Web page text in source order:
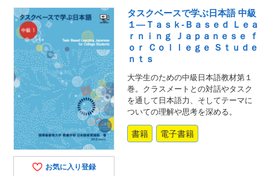
お気に入り登録
タスクベースで学ぶ日本語 中級
１―Ｔａｓｋ‐Ｂａｓｅｄ Ｌｅａ
ｒｎｉｎｇ Ｊａｐａｎｅｓｅ ｆ
ｏｒ Ｃｏｌｌｅｇｅ Ｓｔｕｄｅ
ｎｔｓ
大学生のための中級日本語教材第１
巻。クラスメートとの対話やタスク
を通して日本語力、そしてテーマに
ついての理解や思考を深める。
書籍 電子書籍